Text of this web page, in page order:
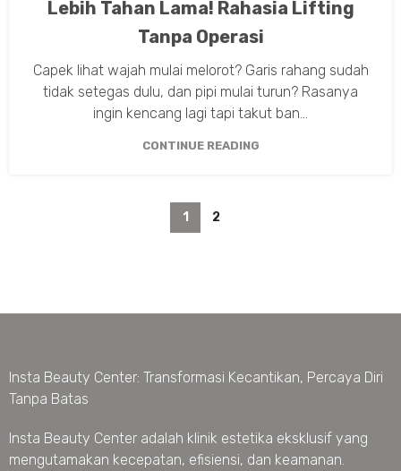
Lebih Tahan Lama! Rahasia Lifting
Tanpa Operasi
Capek lihat wajah mulai melorot? Garis rahang sudah
tidak setegas dulu, dan pipi mulai turun? Rasanya
ingin kencang lagi tapi takut ban...
CONTINUE READING
1 2
Insta Beauty Center: Transformasi Kecantikan, Percaya Diri
Tanpa Batas
Insta Beauty Center adalah klinik estetika eksklusif yang
mengutamakan kecepatan, efisiensi, dan keamanan.